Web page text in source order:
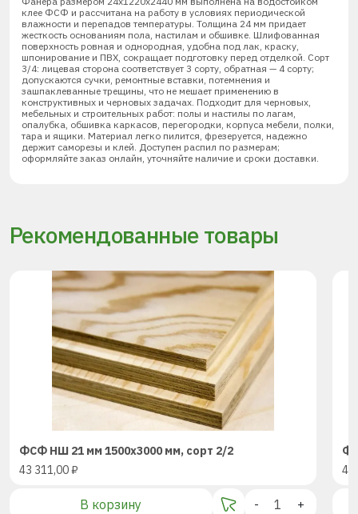
клее ФСФ и рассчитана на работу в условиях периодической
влажности и перепадов температуры. Толщина 24 мм придает
жесткость основаниям пола, настилам и обшивке. Шлифованная
поверхность ровная и однородная, удобна под лак, краску,
шпонирование и ПВХ, сокращает подготовку перед отделкой. Сорт
3/4: лицевая сторона соответствует 3 сорту, обратная — 4 сорту;
допускаются сучки, ремонтные вставки, потемнения и
зашпаклеванные трещины, что не мешает применению в
конструктивных и черновых задачах. Подходит для черновых,
мебельных и строительных работ: полы и настилы по лагам,
опалубка, обшивка каркасов, перегородки, корпуса мебели, полки,
тара и ящики. Материал легко пилится, фрезеруется, надежно
держит саморезы и клей. Доступен распил по размерам;
оформляйте заказ онлайн, уточняйте наличие и сроки доставки.
Рекомендованные товары
ФСФ НШ 21 мм 1500х3000 мм, сорт 2/2
43 311,00₽
В корзину - +
43